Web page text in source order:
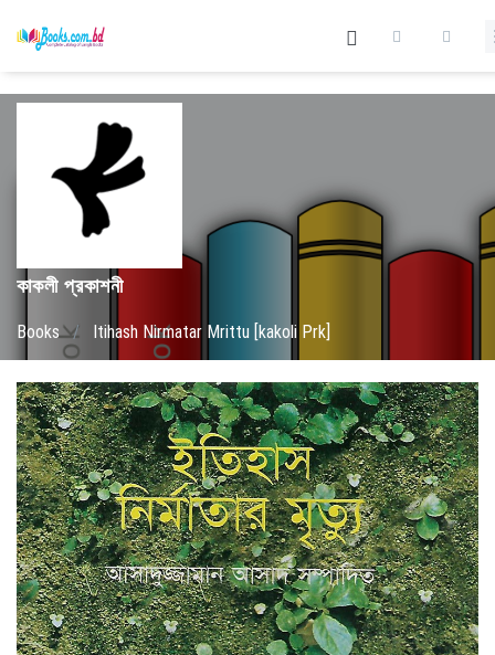
কাকলী প্রকাশনী
Books / Itihash Nirmatar Mrittu [kakoli Prk]